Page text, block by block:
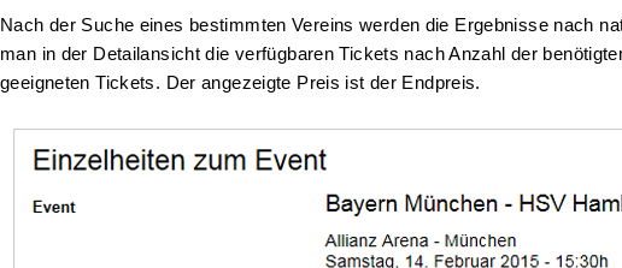
Nach der Suche eines bestimmten Vereins werden die Ergebnisse nach
man in der Detailansicht die verfügbaren Tickets nach Anzahl der
geeigneten Tickets. Der angezeigte Preis ist der Endpreis.